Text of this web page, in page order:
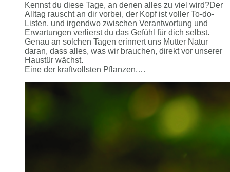
Kennst du diese Tage, an denen alles zu viel wird?Der
Alltag rauscht an dir vorbei, der Kopf ist voller To-do-
Listen, und irgendwo zwischen Verantwortung und
Erwartungen verlierst du das Gefühl für dich selbst.
Genau an solchen Tagen erinnert uns Mutter Natur
daran, dass alles, was wir brauchen, direkt vor unserer
Haustür wächst.
Eine der kraftvollsten Pflanzen,…